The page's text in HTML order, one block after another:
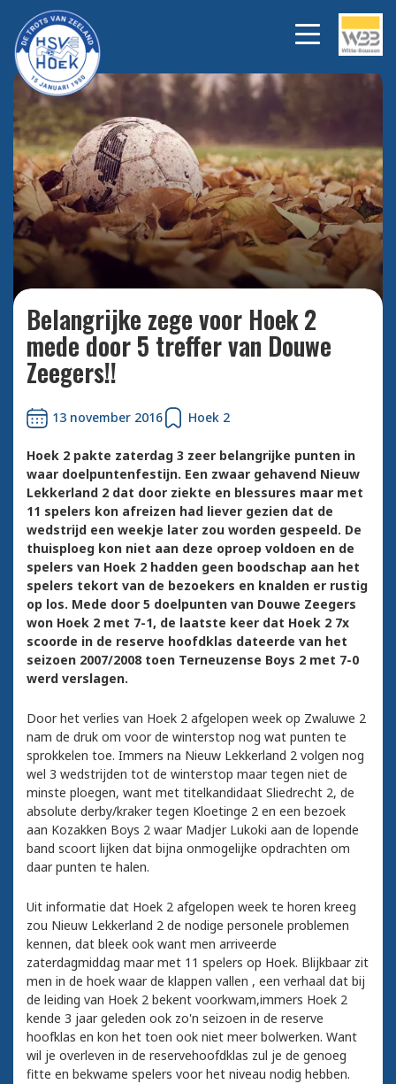
Bekijk alle foto's
Belangrijke zege voor Hoek 2
mede door 5 treffer van Douwe
Zeegers!!
13 november 2016 Hoek 2
Hoek 2 pakte zaterdag 3 zeer belangrijke punten in
waar doelpuntenfestijn. Een zwaar gehavend Nieuw
Lekkerland 2 dat door ziekte en blessures maar met
11 spelers kon afreizen had liever gezien dat de
wedstrijd een weekje later zou worden gespeeld. De
thuisploeg kon niet aan deze oproep voldoen en de
spelers van Hoek 2 hadden geen boodschap aan het
spelers tekort van de bezoekers en knalden er rustig
op los. Mede door 5 doelpunten van Douwe Zeegers
won Hoek 2 met 7-1, de laatste keer dat Hoek 2 7x
scoorde in de reserve hoofdklas dateerde van het
seizoen 2007/2008 toen Terneuzense Boys 2 met 7-0
werd verslagen.
Door het verlies van Hoek 2 afgelopen week op Zwaluwe 2
nam de druk om voor de winterstop nog wat punten te
sprokkelen toe. Immers na Nieuw Lekkerland 2 volgen nog
wel 3 wedstrijden tot de winterstop maar tegen niet de
minste ploegen, want met titelkandidaat Sliedrecht 2, de
absolute derby/kraker tegen Kloetinge 2 en een bezoek
aan Kozakken Boys 2 waar Madjer Lukoki aan de lopende
band scoort lijken dat bijna onmogelijke opdrachten om
daar punten te halen.
Uit informatie dat Hoek 2 afgelopen week te horen kreeg
zou Nieuw Lekkerland 2 de nodige personele problemen
kennen, dat bleek ook want men arriveerde
zaterdagmiddag maar met 11 spelers op Hoek. Blijkbaar zit
men in de hoek waar de klappen vallen , een verhaal dat bij
de leiding van Hoek 2 bekent voorkwam,immers Hoek 2
kende 3 jaar geleden ook zo'n seizoen in de reserve
hoofklas en kon het toen ook niet meer bolwerken. Want
wil je overleven in de reservehoofdklas zul je de genoeg
fitte en bekwame spelers voor het niveau nodig hebben.